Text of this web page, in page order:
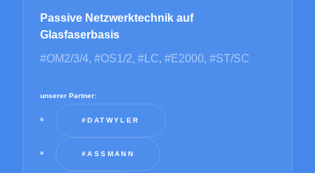
Passive Netzwerktechnik auf
Glasfaserbasis
#OM2/3/4, #OS1/2, #LC, #E2000, #ST/SC
unserer Partner:
#DATWYLER
#ASSMANN